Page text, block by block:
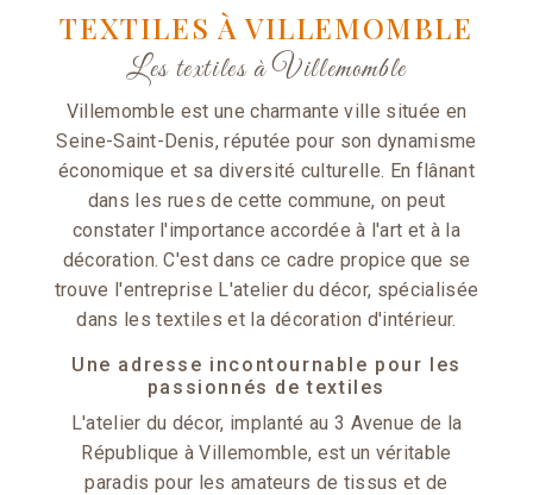
TEXTILES À VILLEMOMBLE
Les textiles à Villemomble
Villemomble est une charmante ville située en
Seine-Saint-Denis, réputée pour son dynamisme
économique et sa diversité culturelle. En flânant
dans les rues de cette commune, on peut
constater l'importance accordée à l'art et à la
décoration. C'est dans ce cadre propice que se
trouve l'entreprise L'atelier du décor, spécialisée
dans les textiles et la décoration d'intérieur.
Une adresse incontournable pour les
passionnés de textiles
L'atelier du décor, implanté au 3 Avenue de la
République à Villemomble, est un véritable
paradis pour les amateurs de tissus et de